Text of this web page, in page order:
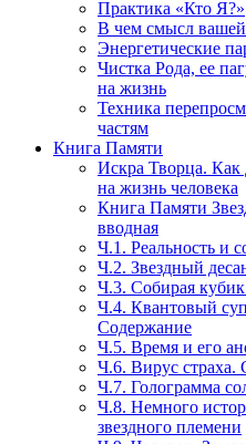
Практика «Кто Я?»
В чем смысл
Энергетические
Чистка Рода, ее
на жизнь
Техника
частям
Книга Памяти
Искра Творца.
на жизнь человека
Книга Памяти
вводная
Ч.1. Реальность и
Ч.2. Звездный
Ч.3. Собирая
Ч.4. Квантовый
Содержание
Ч.5. Время и его
Ч.6. Вирус страха.
Ч.7. Голограмма
Ч.8. Немного
звездного племени